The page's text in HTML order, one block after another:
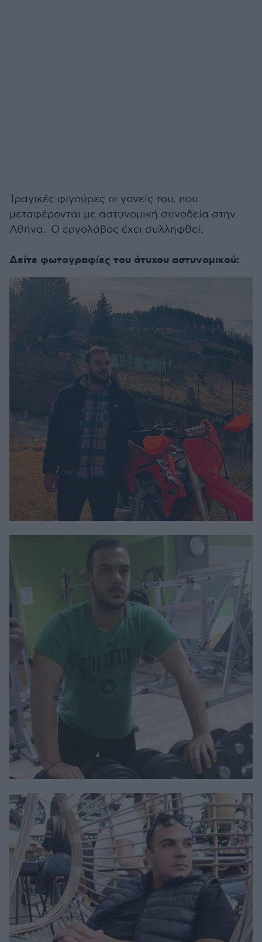
Τραγικές φιγούρες οι γονείς του, που
μεταφέρονται με αστυνομική συνοδεία στην
Αθήνα. Ο εργολάβος έχει συλληφθεί.
Δείτε φωτογραφίες του άτυχου αστυνομικού: